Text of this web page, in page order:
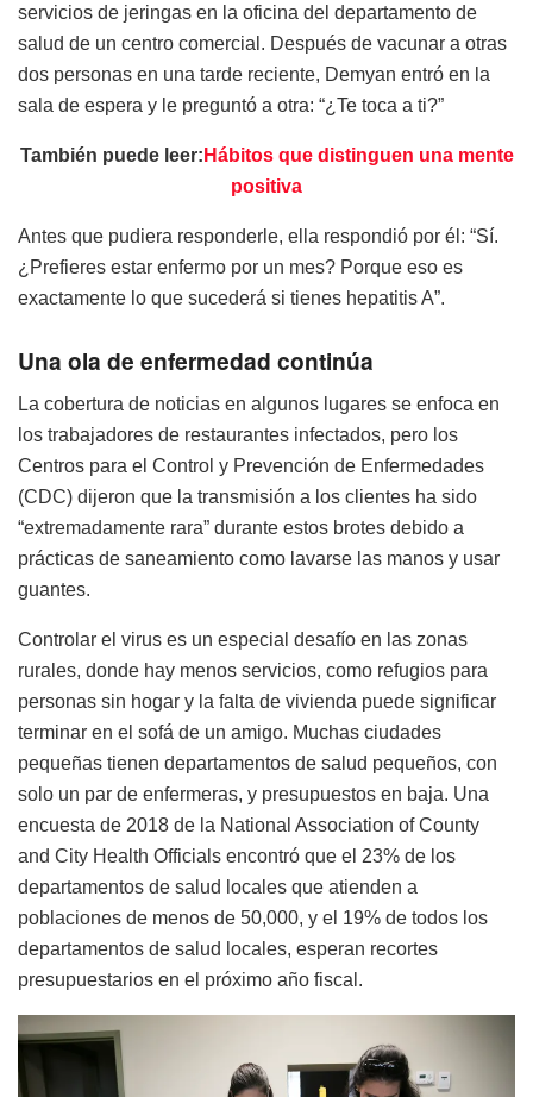
servicios de jeringas en la oficina del departamento de
salud de un centro comercial. Después de vacunar a otras
dos personas en una tarde reciente, Demyan entró en la
sala de espera y le preguntó a otra: “¿Te toca a ti?”
También puede leer: Hábitos que distinguen una mente
positiva
Antes que pudiera responderle, ella respondió por él: “Sí.
¿Prefieres estar enfermo por un mes? Porque eso es
exactamente lo que sucederá si tienes hepatitis A”.
Una ola de enfermedad continúa
La cobertura de noticias en algunos lugares se enfoca en
los trabajadores de restaurantes infectados, pero los
Centros para el Control y Prevención de Enfermedades
(CDC) dijeron que la transmisión a los clientes ha sido
“extremadamente rara” durante estos brotes debido a
prácticas de saneamiento como lavarse las manos y usar
guantes.
Controlar el virus es un especial desafío en las zonas
rurales, donde hay menos servicios, como refugios para
personas sin hogar y la falta de vivienda puede significar
terminar en el sofá de un amigo. Muchas ciudades
pequeñas tienen departamentos de salud pequeños, con
solo un par de enfermeras, y presupuestos en baja. Una
encuesta de 2018 de la National Association of County
and City Health Officials encontró que el 23% de los
departamentos de salud locales que atienden a
poblaciones de menos de 50,000, y el 19% de todos los
departamentos de salud locales, esperan recortes
presupuestarios en el próximo año fiscal.